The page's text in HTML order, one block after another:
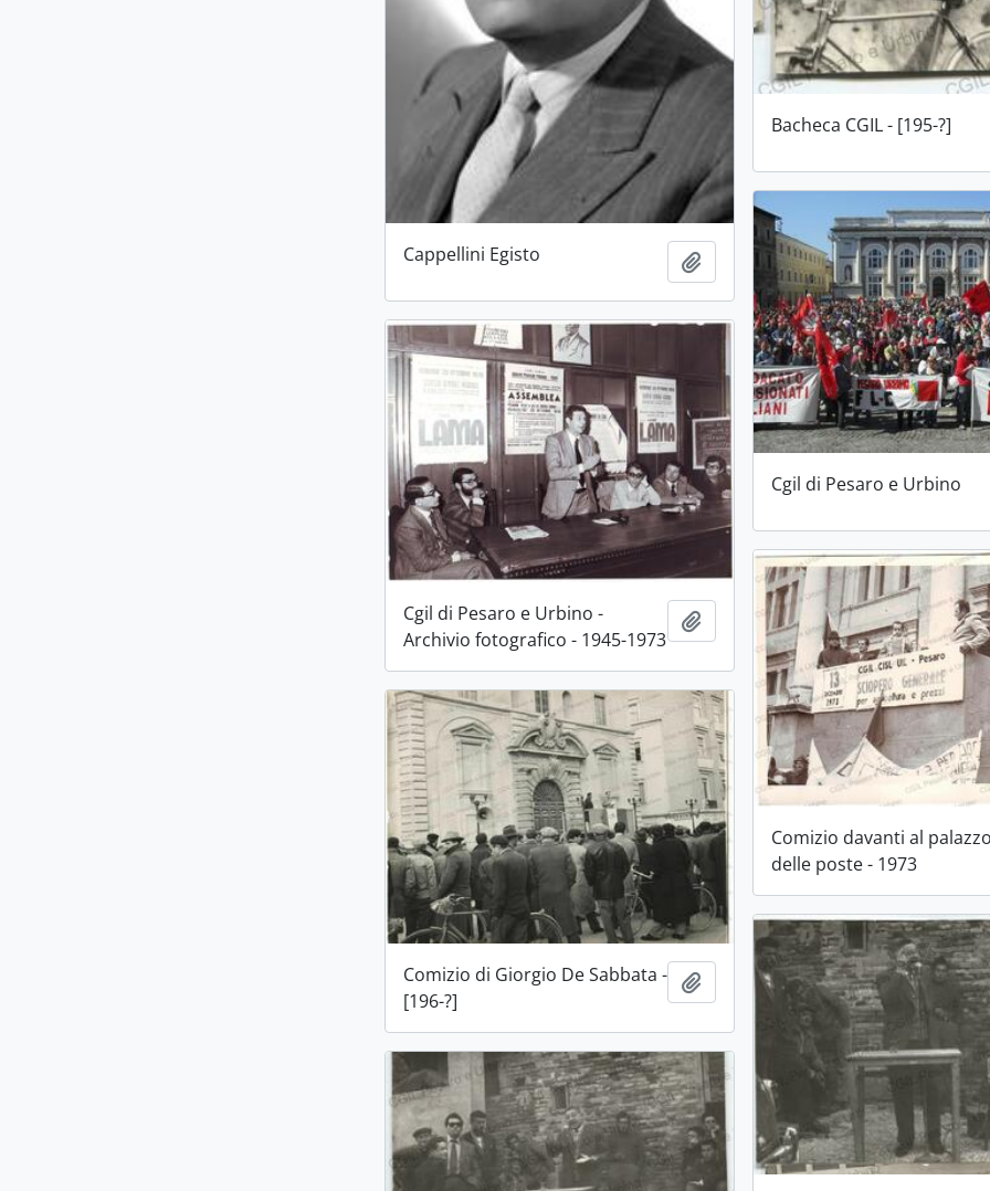
Bacheca CGIL - [195-?]
Cappellini Egisto Aggiungi all'area di lavoro
Cgil di Pesaro e Urbino
Cgil di Pesaro e Urbino -
Archivio fotografico - 1945-1973
Aggiungi all'area di lavoro
Comizio davanti al palazzo
delle poste - 1973
Comizio di Giorgio De Sabbata -
[196-?]
Aggiungi all'area di lavoro